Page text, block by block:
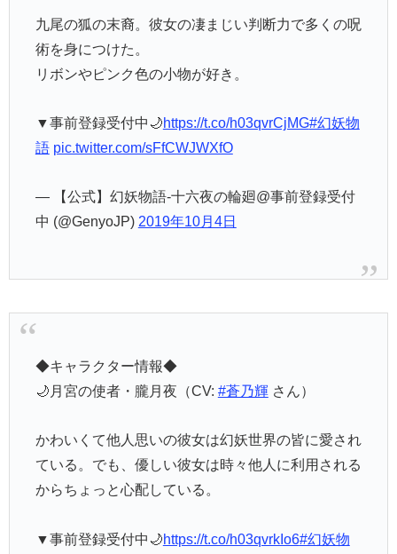
術を身につけた。
リボンやピンク色の小物が好き。
語 pic.twitter.com/sFfCWJWXfO
中 (@GenyoJP)2019年10月4日
🌙月宮の使者・朧月夜（CV:
ている。でも、優しい彼女は時々他人に利用される
からちょっと心配している。
語 pic.twitter.com/geaTOeZZ3S